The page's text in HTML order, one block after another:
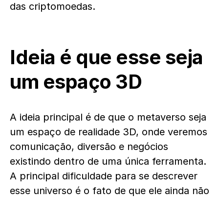
das criptomoedas.
Ideia é que esse seja
um espaço 3D
A ideia principal é de que o metaverso seja
um espaço de realidade 3D, onde veremos
comunicação, diversão e negócios
existindo dentro de uma única ferramenta.
A principal dificuldade para se descrever
esse universo é o fato de que ele ainda não